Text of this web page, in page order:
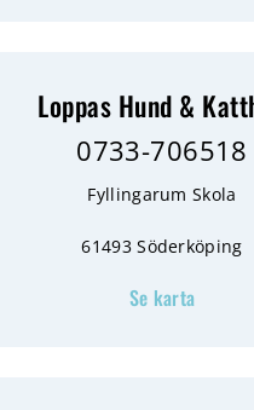
Loppas Hund &
0733-706518
Fyllingarum Skola
61493 Söderköping
Se karta